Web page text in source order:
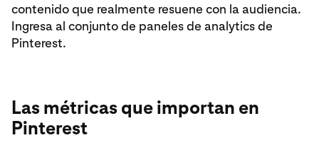
contenido que realmente resuene con la audiencia.
Ingresa al conjunto de paneles de analytics de
Pinterest.
Las métricas que importan en
Pinterest